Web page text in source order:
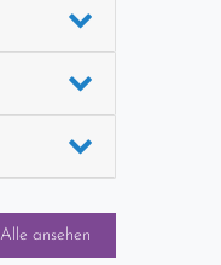
Alle ansehen